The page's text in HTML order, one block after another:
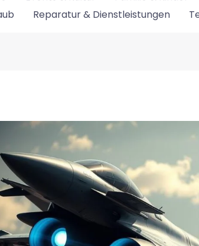
Reparatur & Dienstleistungen